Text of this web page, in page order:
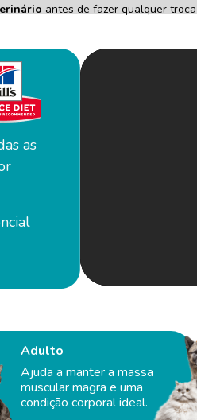
antes de fazer qualquer
as
Adulto
Ajuda a manter a massa
muscular magra e uma
condição corporal ideal.